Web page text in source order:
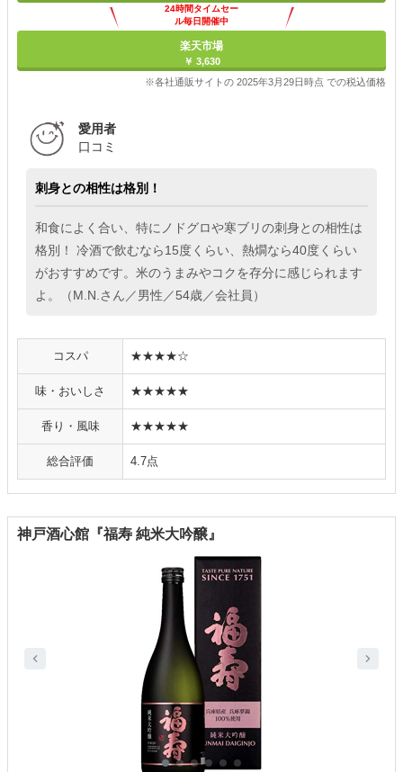
24時間タイムセー
ル毎日開催中
楽天市場
￥ 3,630
※各社通販サイトの 2025年3月29日時点 での税込価格
愛用者
口コミ
刺身との相性は格別！
和食によく合い、特にノドグロや寒ブリの刺身との相性は
格別！ 冷酒で飲むなら15度くらい、熱燗なら40度くらい
がおすすめです。米のうまみやコクを存分に感じられます
よ。（M.N.さん／男性／54歳／会社員）
コスパ ★★★★☆
味・おいしさ ★★★★★
香り・風味 ★★★★★
総合評価 4.7点
神戸酒心館『福寿 純米大吟醸』